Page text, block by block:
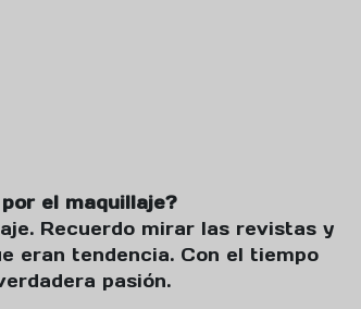
el maquillaje?
Recuerdo mirar las revistas y
eran tendencia. Con el tiempo
pasión.